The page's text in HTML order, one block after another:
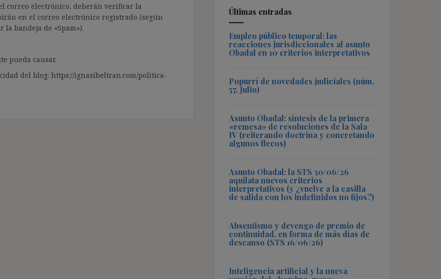
correo electrónico, deberán verificar la
en el correo electrónico registrado (según
bandeja de «Spam»).
pueda causar.
del blog: https://ignasibeltran.com/politica-
Últimas entradas
Empleo público temporal: las
reacciones jurisdiccionales al asunto
Obadal en 10 criterios interpretativos
Popurrí de novedades judiciales (núm.
57, Julio)
Asunto Obadal: síntesis de la primera
«remesa» de resoluciones de la Sala
IV (reiterando doctrina y concretando
algunos flecos)
Asunto Obadal: la STS 30/06/26
aquilata nuevos criterios
interpretativos (y ¿vuelve a la casilla
de salida con los indefinidos no fijos?)
Absentismo y devengo de premio de
continuidad, en forma de más días de
descanso (STS 16/06/26)
Inteligencia artificial y la nueva